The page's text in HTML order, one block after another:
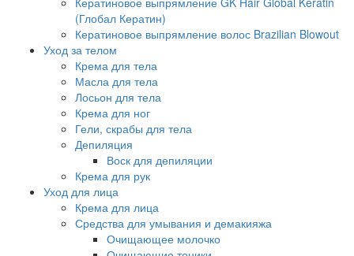
(Глобал Кератин)
Кератиновое выпрямление волос Brazilian Blowout
Уход за телом
Крема для тела
Масла для тела
Лосьон для тела
Крема для ног
Гели, скрабы для тела
Депиляция
Воск для депиляции
Крема для рук
Уход для лица
Крема для лица
Средства для умывания и демакияжа
Очищающее молочко